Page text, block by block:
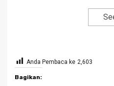
Anda Pembaca ke 2,603
Bagikan: